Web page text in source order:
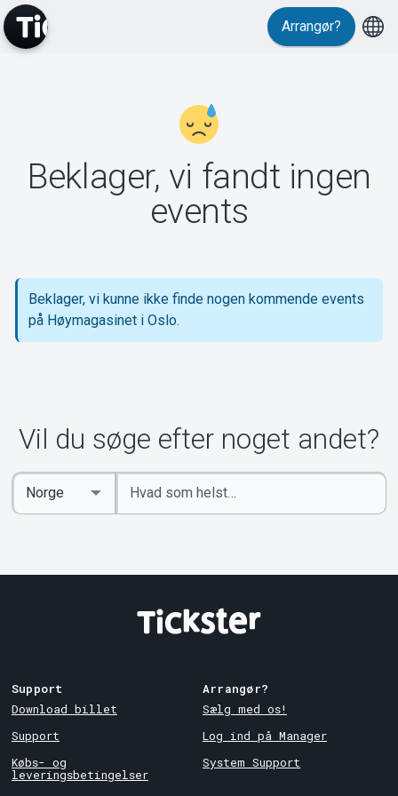
Support
Om Tickster
Arrangør?
Beklager, vi fandt ingen
events
Beklager, vi kunne ikke finde nogen kommende events
på Høymagasinet i Oslo.
Vil du søge efter noget andet?
Indtast
søgeord
Select
Country
Support
Download billet
Support
Købs- og
leveringsbetingelser
Arrangør?
Sælg med os!
Log ind på Manager
System Support